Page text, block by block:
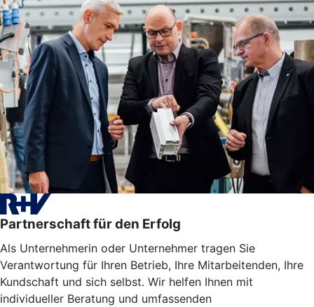
Partnerschaft für den Erfolg
Als Unternehmerin oder Unternehmer tragen Sie
Verantwortung für Ihren Betrieb, Ihre Mitarbeitenden, Ihre
Kundschaft und sich selbst. Wir helfen Ihnen mit
individueller Beratung und umfassenden